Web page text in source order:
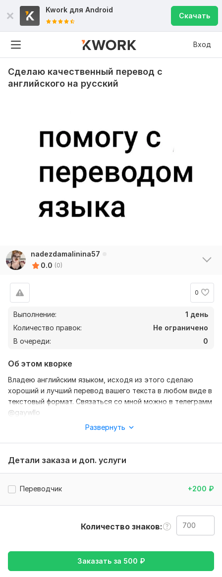
Kwork для Android
Скачать
Вход
Сделаю качественный перевод с
английского на русский
nadezdamalinina57
0.0 (0)
0
Выполнение:
1 день
Количество правок:
Не ограничено
В очереди:
0
Об этом кворке
Владею английским языком, исходя из этого сделаю
хороший и лучший перевод вашего текста в любом виде в
текстовый формат. Связаться со мной можно в телеграмм
@gaywllo
Ожидаю от вас текст, желательно в формате документа,
английский, либо же с английского на русский
Развернуть
Детали заказа и доп. услуги
Переводчик +200 ₽
Количество знаков
Заказать за 500 ₽